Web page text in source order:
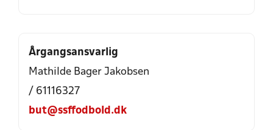
Årgangsansvarlig
Mathilde Bager Jakobsen
/ 61116327
but@ssffodbold.dk